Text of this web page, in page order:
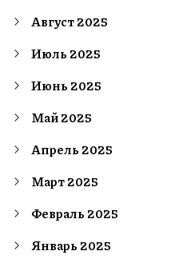
Август 2025
Июль 2025
Июнь 2025
Май 2025
Апрель 2025
Март 2025
Февраль 2025
Январь 2025